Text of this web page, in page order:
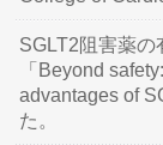
SGLT2阻害薬
「Beyond
advantages of
た。